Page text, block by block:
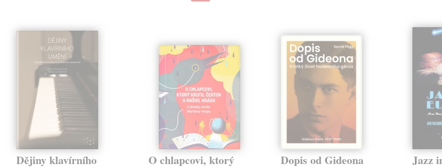
Dějiny klavírního O chlapcovi, ktorý Dopis od Gideona Jazz